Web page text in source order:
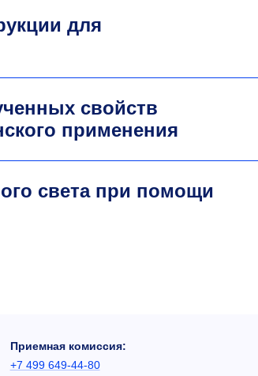
для
свойств
применения
света при помощи
Приемная комиссия:
+7 499 649-44-80